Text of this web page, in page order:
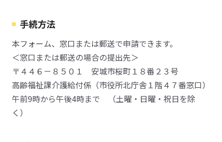
手続方法
本フォーム、窓口または郵送で申請できます。
＜窓口または郵送の場合の提出先＞
〒４４６－８５０１ 安城市桜町１８番２３号
高齢福祉課介護給付係（市役所北庁舎１階４７番窓口）
午前9時から午後4時まで （土曜・日曜・祝日を除
く）